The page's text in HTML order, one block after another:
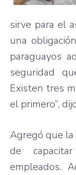
sirve para el
una
paraguayos
seguridad
Existen tres
el primero”,
Agregó que
de
empleados.